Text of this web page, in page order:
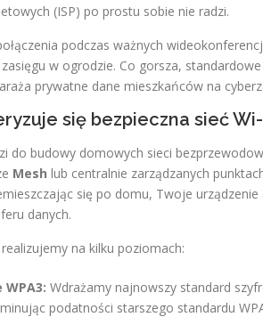
(ISP) po prostu sobie nie radzi.
podczas ważnych
w ogrodzie. Co gorsza,
prywatne dane mieszkańców na
się bezpieczna sieć
do budowy domowych sieci
Mesh lub centralnie zarządzanych
się po domu, Twoje
danych.
na kilku poziomach:
Wdrażamy najnowszy standard
podatności starszego standardu